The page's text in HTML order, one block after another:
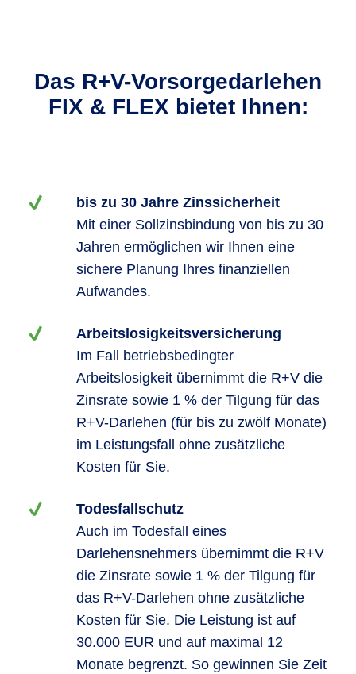
Das R+V-Vorsorgedarlehen
FIX & FLEX bietet Ihnen:
bis zu 30 Jahre Zinssicherheit
Mit einer Sollzinsbindung von bis zu 30
Jahren ermöglichen wir Ihnen eine
sichere Planung Ihres finanziellen
Aufwandes.
Arbeitslosigkeitsversicherung
Im Fall betriebsbedingter
Arbeitslosigkeit übernimmt die R+V die
Zinsrate sowie 1 % der Tilgung für das
R+V-Darlehen (für bis zu zwölf Monate)
im Leistungsfall ohne zusätzliche
Kosten für Sie.
Todesfallschutz
Auch im Todesfall eines
Darlehensnehmers übernimmt die R+V
die Zinsrate sowie 1 % der Tilgung für
das R+V-Darlehen ohne zusätzliche
Kosten für Sie. Die Leistung ist auf
30.000 EUR und auf maximal 12
Monate begrenzt. So gewinnen Sie Zeit